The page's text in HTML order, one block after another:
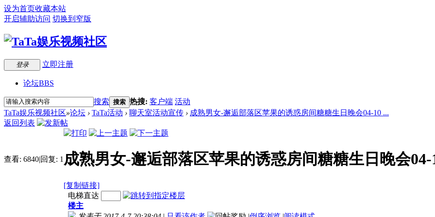
设为首页收藏本站
开启辅助访问 切换到窄版
登录 立即注册
论坛BBS
搜索 搜索 热搜: 客户端 活动
TaTa娱乐视频社区»论坛 › TaTa活动 › 聊天室活动宣传 › 成熟男女-邂逅部落区苹果的诱惑房间糖糖生日晚会04-10 ...
返回列表
查看: 6840|回复: 1 成熟男女-邂逅部落区苹果的诱惑房间糖糖生日晚会04-
[复制链接]
电梯直达
楼主